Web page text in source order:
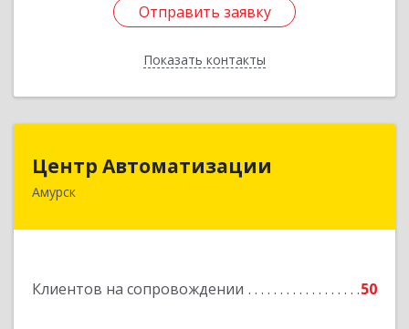
Отправить заявку
Показать контакты
Отправить заявку
Назад
Центр Автоматизации
Амурск
Клиентов на сопровождении 50
682640, Хабаровский край, Амурск г, Мира пр-